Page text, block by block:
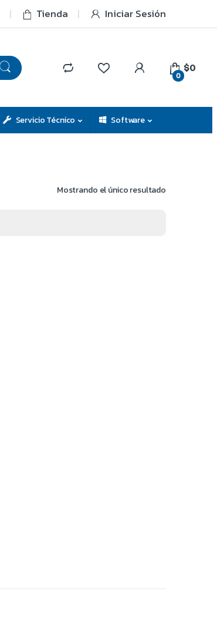
Tienda Iniciar Sesión
0
$0
Servicio Técnico Software
Mostrando el único resultado